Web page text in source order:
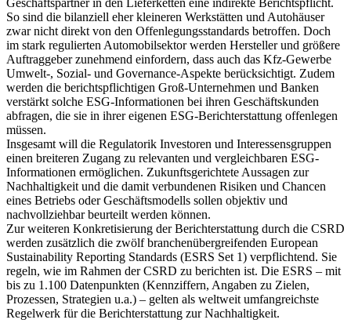
Geschäftspartner in den Lieferketten eine indirekte Berichtspflicht.
So sind die bilanziell eher kleineren Werkstätten und Autohäuser
zwar nicht direkt von den Offenlegungsstandards betroffen. Doch
im stark regulierten Automobilsektor werden Hersteller und größere
Auftraggeber zunehmend einfordern, dass auch das Kfz-Gewerbe
Umwelt-, Sozial- und Governance-Aspekte berücksichtigt. Zudem
werden die berichtspflichtigen Groß-Unternehmen und Banken
verstärkt solche ESG-Informationen bei ihren Geschäftskunden
abfragen, die sie in ihrer eigenen ESG-Berichterstattung offenlegen
müssen.
Insgesamt will die Regulatorik Investoren und Interessensgruppen
einen breiteren Zugang zu relevanten und vergleichbaren ESG-
Informationen ermöglichen. Zukunftsgerichtete Aussagen zur
Nachhaltigkeit und die damit verbundenen Risiken und Chancen
eines Betriebs oder Geschäftsmodells sollen objektiv und
nachvollziehbar beurteilt werden können.
Zur weiteren Konkretisierung der Berichterstattung durch die CSRD
werden zusätzlich die zwölf branchenübergreifenden European
Sustainability Reporting Standards (ESRS Set 1) verpflichtend. Sie
regeln, wie im Rahmen der CSRD zu berichten ist. Die ESRS – mit
bis zu 1.100 Datenpunkten (Kennziffern, Angaben zu Zielen,
Prozessen, Strategien u.a.) – gelten als weltweit umfangreichste
Regelwerk für die Berichterstattung zur Nachhaltigkeit.